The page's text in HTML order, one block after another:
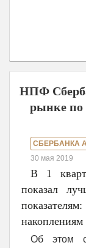
НПФ
рынке по
СБЕРБАНКА
30 мая 2019
В 1
показал
накоплениям
Об этом